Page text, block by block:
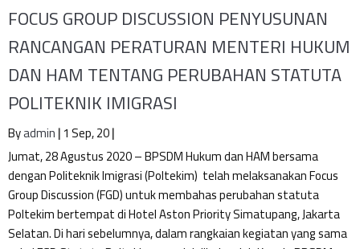
FOCUS GROUP DISCUSSION PENYUSUNAN
RANCANGAN PERATURAN MENTERI HUKUM
DAN HAM TENTANG PERUBAHAN STATUTA
POLITEKNIK IMIGRASI
Byadmin|1Sep, 20|
Jumat, 28 Agustus 2020 – BPSDM Hukum dan HAM bersama
dengan Politeknik Imigrasi (Poltekim) telah melaksanakan Focus
Group Discussion (FGD) untuk membahas perubahan statuta
Poltekim bertempat di Hotel Aston Priority Simatupang, Jakarta
Selatan. Di hari sebelumnya, dalam rangkaian kegiatan yang sama